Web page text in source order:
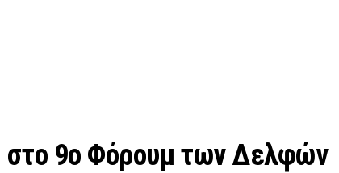
στο 9o Φόρουμ των Δελφών